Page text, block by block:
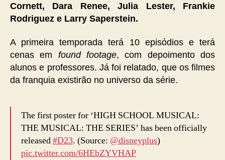
Cornett, Dara Renee, Julia Lester, Frankie
Rodriguez e Larry Saperstein.
A primeira temporada terá 10 episódios e terá
cenas em found footage, com depoimento dos
alunos e professores. Já foi relatado, que os filmes
da franquia existirão no universo da série.
The first poster for ‘HIGH SCHOOL MUSICAL:
THE MUSICAL: THE SERIES’ has been officially
released#D23. (Source: @disneyplus)
pic.twitter.com/6HEbZYVHAP